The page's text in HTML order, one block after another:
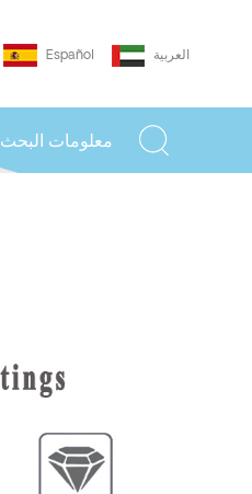
Español العربية
معلومات البحث